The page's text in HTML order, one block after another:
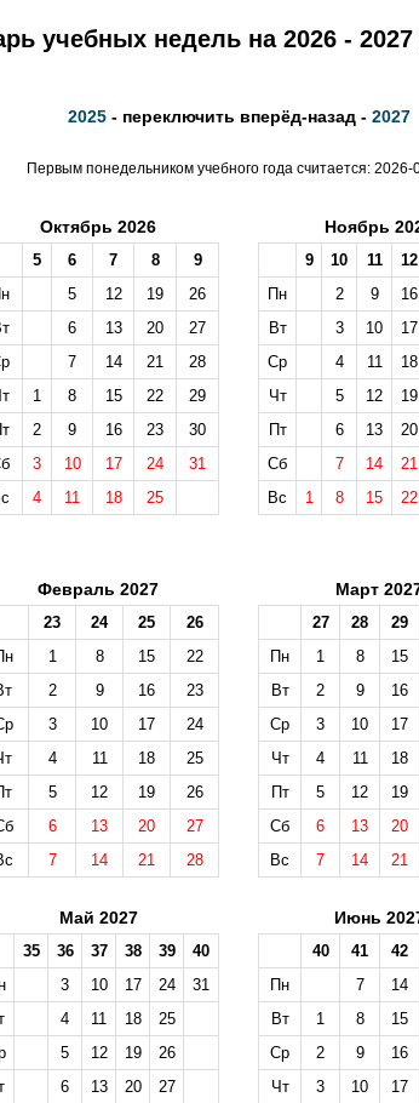
учебных недель на 2026 -
2025- переключить вперёд-назад - 2027
Первым понедельником учебного года считается: 2026-
Октябрь 2026
5 6 7 8
9
5 12 19
26
6 13 20
27
7 14 21
28
1 8 15 22
29
2 9 16 23
30
3 10 17 24
31
4 11 18 25
Ноябрь
9 10 11 12
Пн
2 9 16
Вт
3 10 17
Ср
4 11 18
Чт
5 12 19
Пт
6 13 20
Сб
7 14 21
Вс
1 8 15 22
Февраль 2027
23 24 25
26
1 8 15
22
2 9 16
23
3 10 17
24
4 11 18
25
5 12 19
26
6 13 20
27
7 14 21 28
Март
27 28 29
Пн
1 8 15
Вт
2 9 16
Ср
3 10 17
Чт
4 11 18
Пт
5 12 19
Сб
6 13 20
Вс
7 14 21
Май 2027
35 36 37 38 39
40
3 10 17 24
31
4 11 18
25
5 12 19
26
6 13 20 27
Июнь
40 41 42
Пн
7 14
Вт
1 8 15
Ср
2 9 16
Чт
3 10 17